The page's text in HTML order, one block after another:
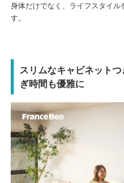
身体だけでなく、ライフスタイル
す。
スリムなキャビネット
ぎ時間も優雅に